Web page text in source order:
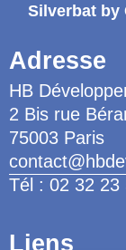
Silverbat by
Adresse
HB
2 Bis rue
75003 Paris
Tél : 02 32 23
Liens